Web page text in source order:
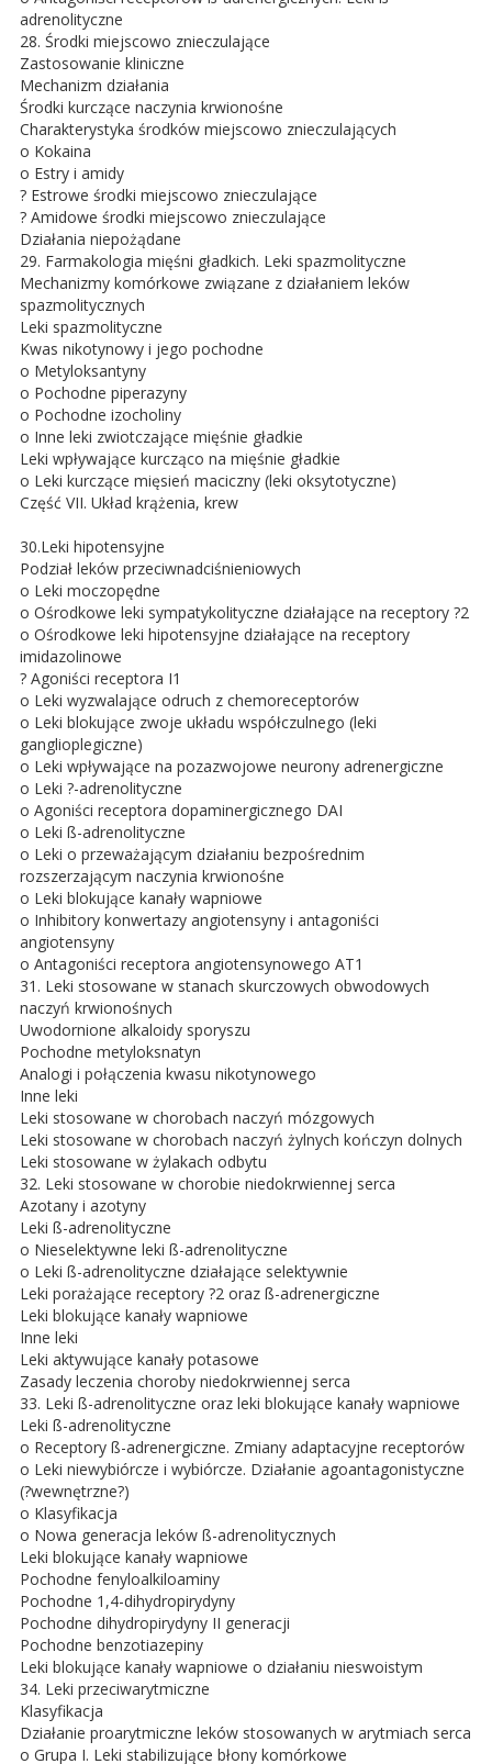
adrenolityczne
28. Środki miejscowo znieczulające
Zastosowanie kliniczne
Mechanizm działania
Środki kurczące naczynia krwionośne
Charakterystyka środków miejscowo znieczulających
o Kokaina
o Estry i amidy
? Estrowe środki miejscowo znieczulające
? Amidowe środki miejscowo znieczulające
Działania niepożądane
29. Farmakologia mięśni gładkich. Leki spazmolityczne
Mechanizmy komórkowe związane z działaniem leków
spazmolitycznych
Leki spazmolityczne
Kwas nikotynowy i jego pochodne
o Metyloksantyny
o Pochodne piperazyny
o Pochodne izocholiny
o Inne leki zwiotczające mięśnie gładkie
Leki wpływające kurcząco na mięśnie gładkie
o Leki kurczące mięsień maciczny (leki oksytotyczne)
Część VII. Układ krążenia, krew
30.Leki hipotensyjne
Podział leków przeciwnadciśnieniowych
o Leki moczopędne
o Ośrodkowe leki sympatykolityczne działające na receptory ?2
o Ośrodkowe leki hipotensyjne działające na receptory
imidazolinowe
? Agoniści receptora I1
o Leki wyzwalające odruch z chemoreceptorów
o Leki blokujące zwoje układu współczulnego (leki
ganglioplegiczne)
o Leki wpływające na pozazwojowe neurony adrenergiczne
o Leki ?-adrenolityczne
o Agoniści receptora dopaminergicznego DAI
o Leki ß-adrenolityczne
o Leki o przeważającym działaniu bezpośrednim
rozszerzającym naczynia krwionośne
o Leki blokujące kanały wapniowe
o Inhibitory konwertazy angiotensyny i antagoniści
angiotensyny
o Antagoniści receptora angiotensynowego AT1
31. Leki stosowane w stanach skurczowych obwodowych
naczyń krwionośnych
Uwodornione alkaloidy sporyszu
Pochodne metyloksnatyn
Analogi i połączenia kwasu nikotynowego
Inne leki
Leki stosowane w chorobach naczyń mózgowych
Leki stosowane w chorobach naczyń żylnych kończyn dolnych
Leki stosowane w żylakach odbytu
32. Leki stosowane w chorobie niedokrwiennej serca
Azotany i azotyny
Leki ß-adrenolityczne
o Nieselektywne leki ß-adrenolityczne
o Leki ß-adrenolityczne działające selektywnie
Leki porażające receptory ?2 oraz ß-adrenergiczne
Leki blokujące kanały wapniowe
Inne leki
Leki aktywujące kanały potasowe
Zasady leczenia choroby niedokrwiennej serca
33. Leki ß-adrenolityczne oraz leki blokujące kanały wapniowe
Leki ß-adrenolityczne
o Receptory ß-adrenergiczne. Zmiany adaptacyjne receptorów
o Leki niewybiórcze i wybiórcze. Działanie agoantagonistyczne
(?wewnętrzne?)
o Klasyfikacja
o Nowa generacja leków ß-adrenolitycznych
Leki blokujące kanały wapniowe
Pochodne fenyloalkiloaminy
Pochodne 1,4-dihydropirydyny
Pochodne dihydropirydyny II generacji
Pochodne benzotiazepiny
Leki blokujące kanały wapniowe o działaniu nieswoistym
34. Leki przeciwarytmiczne
Klasyfikacja
Działanie proarytmiczne leków stosowanych w arytmiach serca
o Grupa I. Leki stabilizujące błony komórkowe